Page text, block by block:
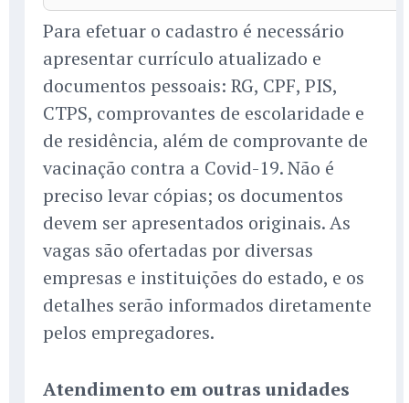
Para efetuar o cadastro é necessário
apresentar currículo atualizado e
documentos pessoais: RG, CPF, PIS,
CTPS, comprovantes de escolaridade e
de residência, além de comprovante de
vacinação contra a Covid-19. Não é
preciso levar cópias; os documentos
devem ser apresentados originais. As
vagas são ofertadas por diversas
empresas e instituições do estado, e os
detalhes serão informados diretamente
pelos empregadores.
Atendimento em outras unidades